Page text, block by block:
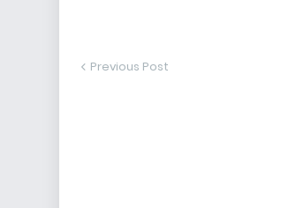
Previous Post